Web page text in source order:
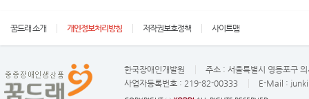
꿈드래 소개 개인정보처리방침 저작권보호정책 사이트맵
한국장애인개발원 주소 : 서울특별시 영등포구
사업자등록번호 : 219-82-00333 E-Mail :